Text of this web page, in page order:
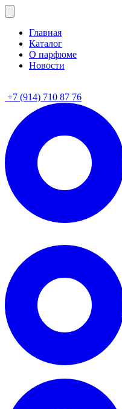
Главная
Каталог
О парфюме
Новости
+7 (914) 710 87 76